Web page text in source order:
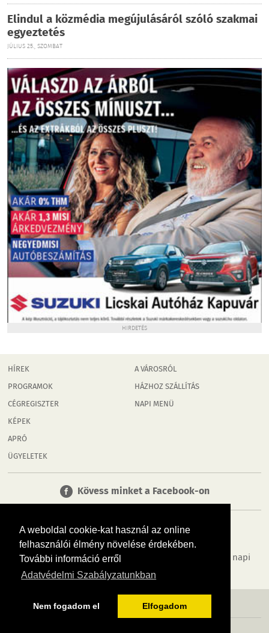
A weboldal cookie-kat használ az online
felhasználói élmény növelése érdekében.
További információ erről
Adatvédelmi Szabályzatunkban
Nem fogadom el Elfogadom
Elindul a közmédia megújulásáról szóló szakmai
egyeztetés
JÚLIUS 25., SZOMBAT
HIRDETÉS
HÍREK
PROGRAMOK
CÉGREGISZTER
KÉPEK
APRÓ
ÜGYELETEK
A VÁROSRÓL
HÁZHOZ SZÁLLÍTÁS
NAPI MENÜ
Kövess minket a Facebook-on
Tudj meg többet városodról! Hírek, programok, képek, napi
menü, cégek…. és minden, ami Rábaköz
MÉDIAAJÁNLÓ ADATVÉDELEM IMPRESSZUM RÓLUNK